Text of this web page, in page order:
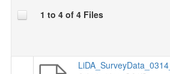
1 to 4 of 4 Files